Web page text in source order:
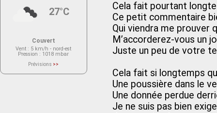
Cela fait pourtant
Ce petit commentaire
Qui viendra me prouver
M’accorderez-vous un
Juste un peu de votre
Cela fait si longtemps
Une poussière dans le
Une donnée perdue
Je ne suis pas bien
27°C
Couvert
Vent : 5 km/h - nord-est
Pression : 1018 mbar
Prévisions >>
actuellement aucune prévision